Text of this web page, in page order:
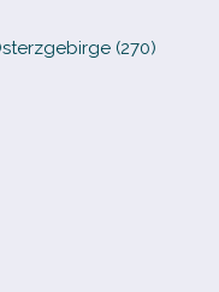
(270)